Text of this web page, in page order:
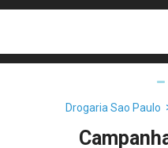
Drogaria Sao Paulo